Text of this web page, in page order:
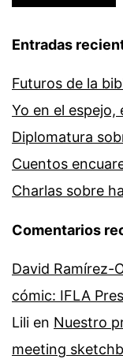
Entradas
Futuros de la
Yo en el espejo,
Diplomatura
Cuentos
Charlas sobre
Comentarios
David Ramírez-
cómic: IFLA
Lili en Nuestro
meeting